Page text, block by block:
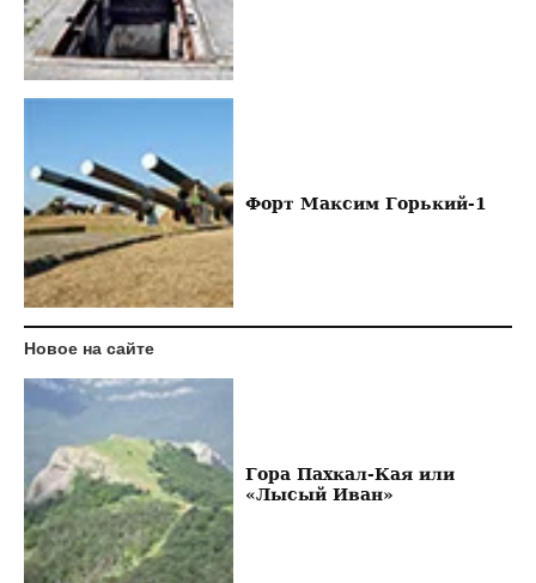
Форт Максим Горький-1
Новое на сайте
Гора Пахкал-Кая или
«Лысый Иван»